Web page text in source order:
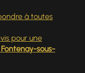
à toutes
pour une
sous-